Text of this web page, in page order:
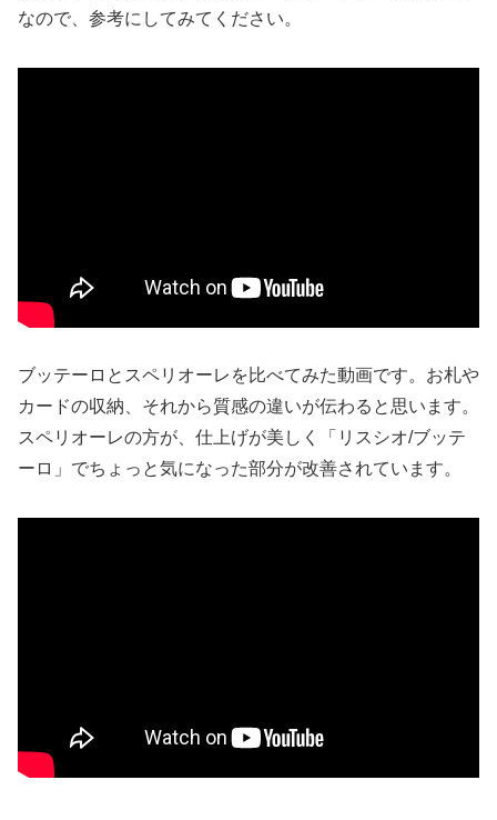
なので、参考にしてみてください。
ブッテーロとスペリオーレを比べてみた動画です。お札や
カードの収納、それから質感の違いが伝わると思います。
スペリオーレの方が、仕上げが美しく「リスシオ/ブッテ
ーロ」でちょっと気になった部分が改善されています。